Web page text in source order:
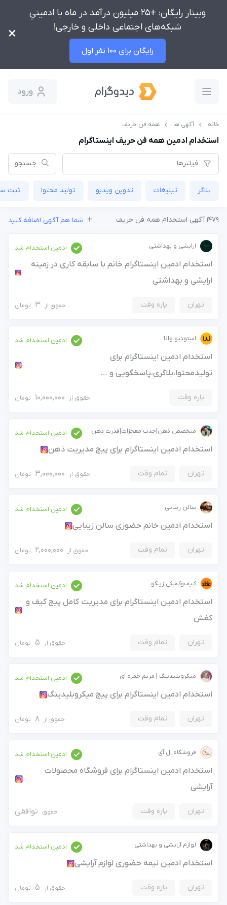
وبینار رایگان: +25 میلیون درآمد در ماه با ادمینیِ
شبکه‌های اجتماعی داخلی و خارجی!
رایگان برای 100 نفر اول
×
ورود
خانه آگهی ها همه فن حریف
استخدام ادمین همه فن حریف اینستاگرام
فیلترها جستجو
بلاگر تبلیغات تدوین‌ ویدیو تولید محتوا ثبت
1479 آگهی استخدام همه فن حریف + شما هم آگهی اضافه کنید
ارایشی و بهداشتی ادمین استخدام شد
استخدام ادمین اینستاگرام خانم با سابقه کاری در زمینه
ارایشی و بهداشتی
تهران پاره وقت حقوق از 3 تومان
استودیو وانا ادمین استخدام شد
استخدام ادمین اینستاگرام برای
تولیدمحتوا،بلاگری،پاسخگویی و …
پاره وقت حقوق از 10,000,000 تومان
متخصص ذهن|جذب معجزات|قدرت ذهن ادمین استخدام شد
استخدام ادمین اینستاگرام برای پیج مدیریت ذهن
تهران تمام وقت حقوق از 3,000,000 تومان
سالن زیبایی ادمین استخدام شد
استخدام ادمین خانم حضوری سالن زیبایی
تهران تمام وقت حقوق از 2,000,000 تومان
کـیف‌وکـفش زیـگو ادمین استخدام شد
استخدام ادمین اینستاگرام برای مدیریت کامل پیج کیف و
کفش
تهران تمام وقت حقوق از 5 تومان
میکروبلیدینگ | مریم حمزه ای ادمین استخدام شد
استخدام ادمین اینستاگرام برای پیج میکروبلیدینگ
تهران تمام وقت حقوق از 8 تومان
فروشگاه اِل آی ادمین استخدام شد
استخدام ادمین اینستاگرام برای فروشگاه محصولات
آرایشی
تهران پاره وقت حقوق توافقی
لوازم آرایشی و بهداشتی ادمین استخدام شد
استخدام ادمین نیمه حضوری لوازم آرایشی
تهران پاره وقت حقوق از 5 تومان